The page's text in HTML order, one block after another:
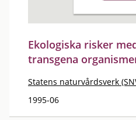
Ekologiska risker
transgena
Statens naturvårdsverk
1995-06